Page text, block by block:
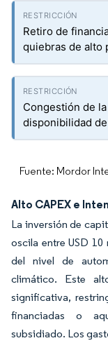
Retiro de
quiebras de alto
Congestión de
disponibilidad
Fuente: Mordor
Alto CAPEX e
La inversión de
oscila entre USD
del nivel de
climático. Este
significativa,
financiadas o
subsidiado. Los